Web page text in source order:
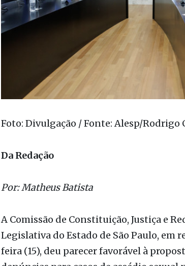
Foto: Divulgação / Fonte: Alesp/Rodrigo
Da Redação
Por: Matheus Batista
A Comissão de Constituição, Justiça e